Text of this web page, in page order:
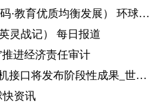
城乡手拉手 共享好资源（解码·教育优质均衡发展） 环球通讯
灵战记） 每日报道
进经济责任审计
2023WAIC 坚持跨界融合 脑机接口将发布阶段性成果_世界热讯
快资讯